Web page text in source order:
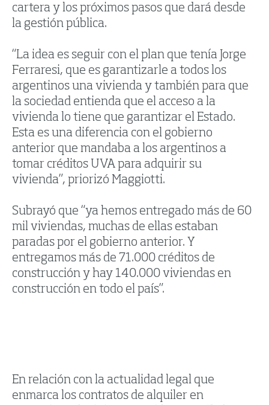
cartera y los próximos pasos que dará desde
la gestión pública.
“La idea es seguir con el plan que tenía Jorge
Ferraresi, que es garantizarle a todos los
argentinos una vivienda y también para que
la sociedad entienda que el acceso a la
vivienda lo tiene que garantizar el Estado.
Esta es una diferencia con el gobierno
anterior que mandaba a los argentinos a
tomar créditos UVA para adquirir su
vivienda”, priorizó Maggiotti.
Subrayó que “ya hemos entregado más de 60
mil viviendas, muchas de ellas estaban
paradas por el gobierno anterior. Y
entregamos más de 71.000 créditos de
construcción y hay 140.000 viviendas en
construcción en todo el país”.
En relación con la actualidad legal que
enmarca los contratos de alquiler en